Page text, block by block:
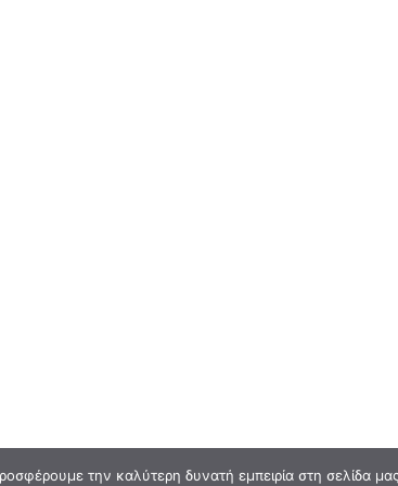
την καλύτερη δυνατή εμπειρία στη σελίδα